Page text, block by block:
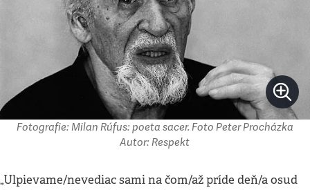
Fotografie: Milan Rúfus: poeta sacer. Foto Peter Procházka
Autor: Respekt
„Ulpievame/nevediac sami na čom/až príde deň/a osud